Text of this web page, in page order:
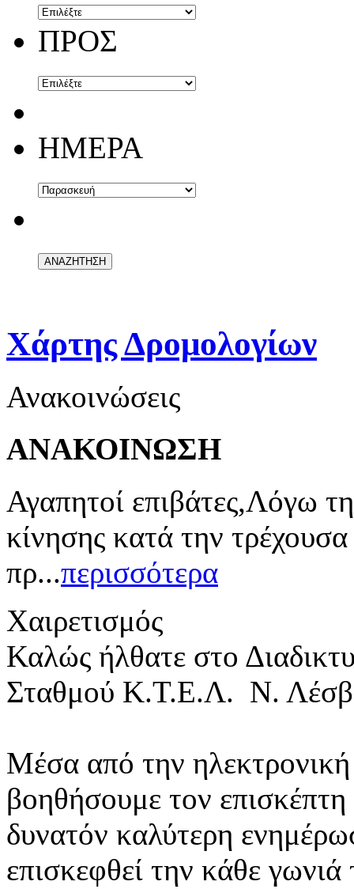
ΠΡΟΣ
ΗΜΕΡΑ
Χάρτης Δρομολογίων
Ανακοινώσεις
ΑΝΑΚΟΙΝΩΣΗ
Αγαπητοί επιβάτες,Λόγω
κίνησης κατά την
πρ...περισσότερα
Χαιρετισμός
Καλώς ήλθατε στο
Σταθμού Κ.Τ.Ε.Λ. Ν.
Μέσα από την ηλεκτρονική
βοηθήσουμε τον
δυνατόν καλύτερη
επισκεφθεί την κάθε